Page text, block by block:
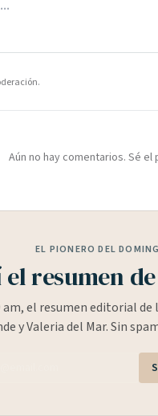
Aún no hay comentarios. Sé el
EL PIONERO DEL
resumen
am, el resumen editorial
y Valeria del Mar. Sin